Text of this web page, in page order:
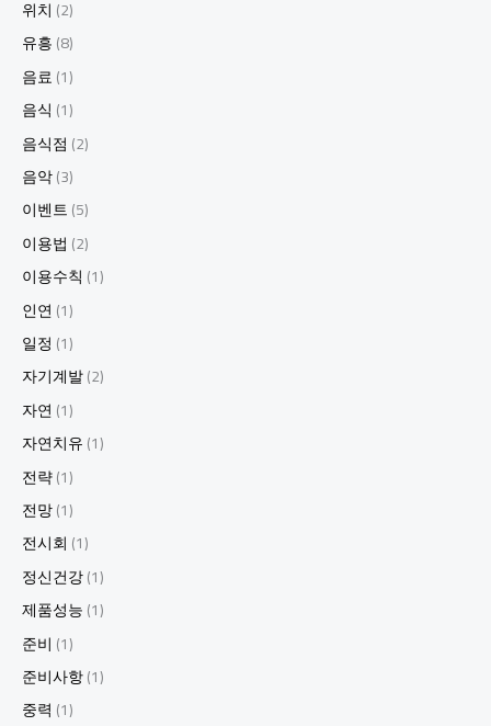
위치 (2)
유흥(8)
음료(1)
음식 (1)
음식점 (2)
음악(3)
이벤트(5)
이용법 (2)
이용수칙 (1)
인연(1)
일정 (1)
자기계발(2)
자연(1)
자연치유(1)
전략(1)
전망(1)
전시회 (1)
정신건강(1)
제품성능(1)
준비 (1)
준비사항(1)
중력 (1)